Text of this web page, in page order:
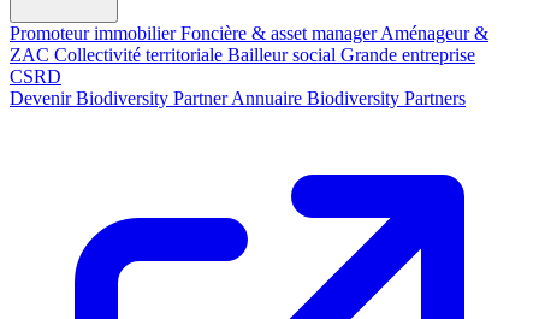
Promoteur immobilierFoncière & asset managerAménageur &
ZAC Collectivité territoriale Bailleur social Grande entreprise
CSRD
Devenir Biodiversity PartnerAnnuaire Biodiversity Partners